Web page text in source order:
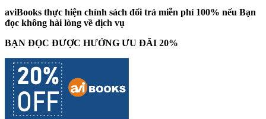
aviBooks thực hiện chính sách đổi trả miễn phí 100% nếu Bạn
đọc không hài lòng về dịch vụ
BẠN ĐỌC ĐƯỢC HƯỞNG ƯU ĐÃI 20%